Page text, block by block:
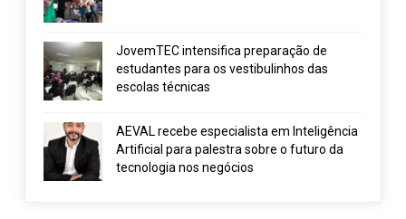
JovemTEC intensifica preparação de
estudantes para os vestibulinhos das
escolas técnicas
AEVAL recebe especialista em Inteligência
Artificial para palestra sobre o futuro da
tecnologia nos negócios